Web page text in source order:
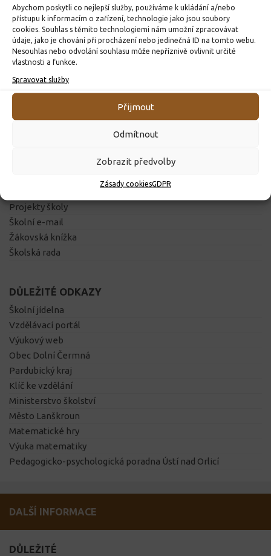
Abychom poskytli co nejlepší služby, používáme k ukládání a/nebo
přístupu k informacím o zařízení, technologie jako jsou soubory
cookies. Souhlas s těmito technologiemi nám umožní zpracovávat
údaje, jako je chování při procházení nebo jedinečná ID na tomto webu.
Nesouhlas nebo odvolání souhlasu může nepříznivě ovlivnit určité
vlastnosti a funkce.
Spravovat služby
Přijmout
Odmítnout
Zobrazit předvolby
Zásady cookiesGDPR
25. 3. 2023 5. 2. 2026
ZÁKLADNÍ INFORMACE
Projekty školy
Školní e-mail
Žákovská knížka
Školská rada
DŮLEŽITÉ ODKAZY
Školní jídelna
Vzdělávací portál
Výukový web
Obec Dolní Čermná
Pardubický kraj
Klíč ke vzdělání
Ministerstvo školství
Město Lanškroun
Matematické hry
Výuka matematiky
Pedagogicko-psychologická poradna Ústí nad Orlicí
DALŠÍ INFORMACE
DŮLEŽITÉ